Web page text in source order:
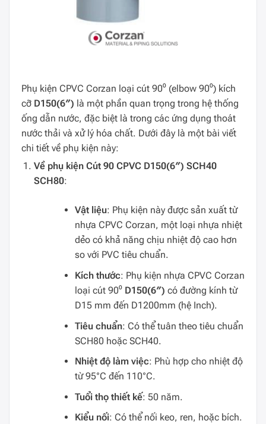
Phụ kiện CPVC Corzan loại cút 90⁰ (elbow 90⁰) kích
cỡ D150(6″) là một phần quan trọng trong hệ thống
ống dẫn nước, đặc biệt là trong các ứng dụng thoát
nước thải và xử lý hóa chất. Dưới đây là một bài viết
chi tiết về phụ kiện này:
Về phụ kiện Cút 90 CPVC D150(6″) SCH40
SCH80:
Vật liệu: Phụ kiện này được sản xuất từ
nhựa CPVC Corzan, một loại nhựa nhiệt
dẻo có khả năng chịu nhiệt độ cao hơn
so với PVC tiêu chuẩn.
Kích thước: Phụ kiện nhựa CPVC Corzan
loại cút 90⁰ D150(6″) có đường kính từ
D15 mm đến D1200mm (hệ Inch).
Tiêu chuẩn: Có thể tuân theo tiêu chuẩn
SCH80 hoặc SCH40.
Nhiệt độ làm việc: Phù hợp cho nhiệt độ
từ 95°C đến 110°C.
Tuổi thọ thiết kế: 50 năm.
Kiểu nối: Có thể nối keo, ren, hoặc bích.